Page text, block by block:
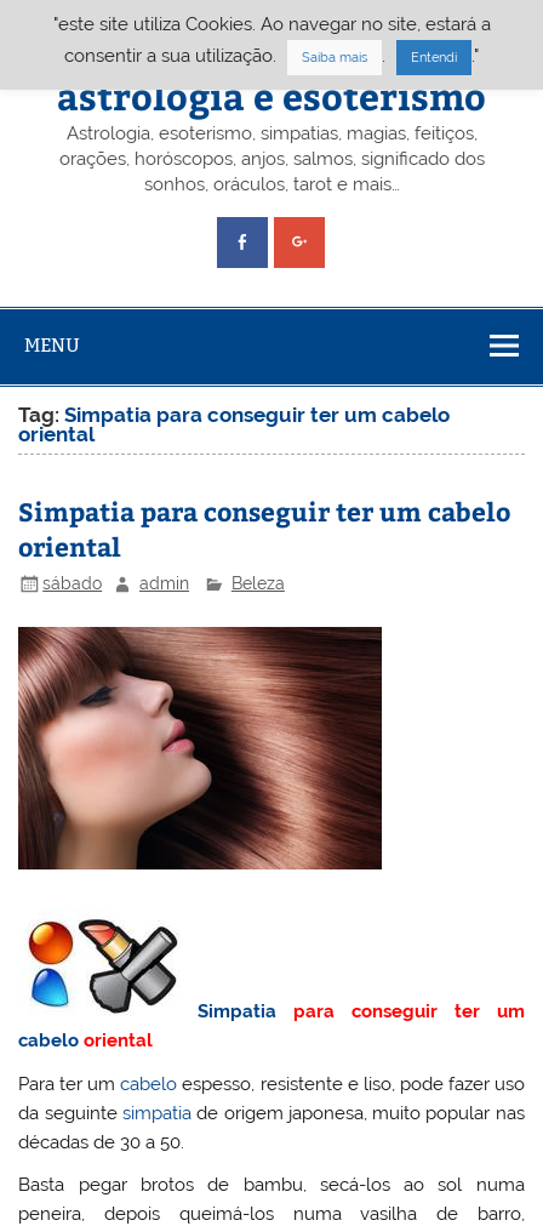
Portal A&E – Portal
astrologia e esoterismo
Astrologia, esoterismo, simpatias, magias, feitiços,
orações, horóscopos, anjos, salmos, significado dos
sonhos, oráculos, tarot e mais…
MENU
Tag:Simpatia para conseguir ter um cabelo
oriental
Simpatia para conseguir ter um cabelo
oriental
sábado admin Beleza
Simpatia para conseguir ter um
cabelo oriental
Para ter umcabelo espesso, resistente e liso, pode fazer uso
da seguinte simpatiade origem japonesa, muito popular nas
décadas de 30 a 50.
Basta pegar brotos de bambu, secá-los ao sol numa
peneira, depois queimá-los numa vasilha de barro,
"este site utiliza Cookies. Ao navegar no site, estará a
consentir a sua utilização.
Saiba mais Entendi ."